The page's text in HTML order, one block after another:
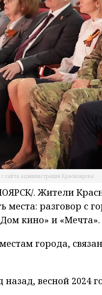
сайта администрации Красноярска
. Жители
разговор с
кино» и «Мечта».
города,
весной 2024